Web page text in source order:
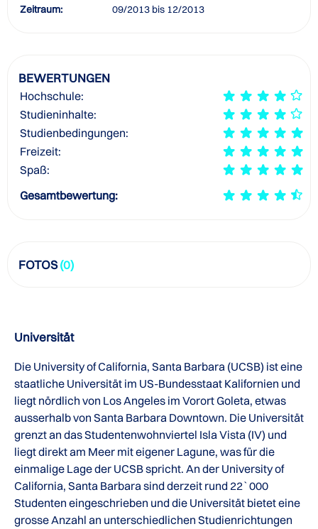
Zeitraum:
09/2013 bis 12/2013
BEWERTUNGEN
Hochschule:
Studieninhalte:
Studienbedingungen:
Freizeit:
Spaß:
Gesamtbewertung:
FOTOS(0)
Universität
Die University of California, Santa Barbara (UCSB) ist eine
staatliche Universität im US-Bundesstaat Kalifornien und
liegt nördlich von Los Angeles im Vorort Goleta, etwas
ausserhalb von Santa Barbara Downtown. Die Universität
grenzt an das Studentenwohnviertel Isla Vista (IV) und
liegt direkt am Meer mit eigener Lagune, was für die
einmalige Lage der UCSB spricht. An der University of
California, Santa Barbara sind derzeit rund 22`000
Studenten eingeschrieben und die Universität bietet eine
grosse Anzahl an unterschiedlichen Studienrichtungen